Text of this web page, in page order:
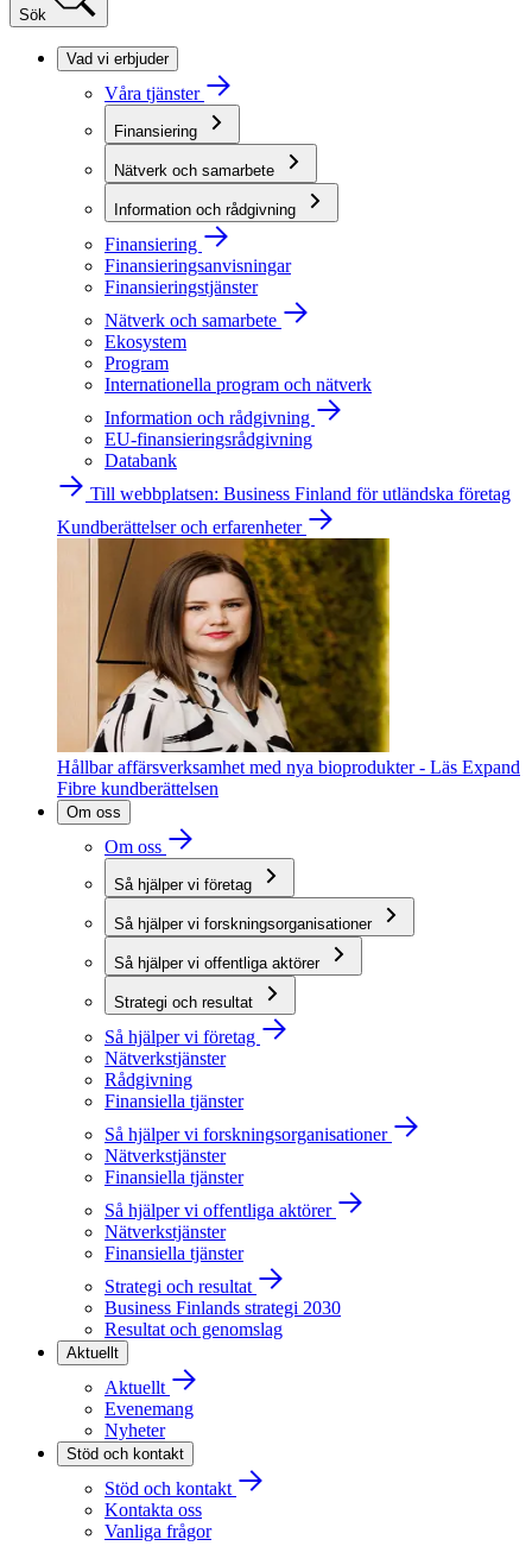
Sök
Vad vi erbjuder
Våra tjänster
Finansiering
Nätverk och samarbete
Information och rådgivning
Finansiering
Finansieringsanvisningar
Finansieringstjänster
Nätverk och samarbete
Ekosystem
Program
Internationella program och nätverk
Information och rådgivning
EU-finansieringsrådgivning
Databank
Till webbplatsen: Business Finland för utländska företag
Kundberättelser och erfarenheter
Hållbar affärsverksamhet med nya bioprodukter - Läs Expand
Fibre kundberättelsen
Om oss
Om oss
Så hjälper vi företag
Så hjälper vi forskningsorganisationer
Så hjälper vi offentliga aktörer
Strategi och resultat
Så hjälper vi företag
Nätverkstjänster
Rådgivning
Finansiella tjänster
Så hjälper vi forskningsorganisationer
Nätverkstjänster
Finansiella tjänster
Så hjälper vi offentliga aktörer
Nätverkstjänster
Finansiella tjänster
Strategi och resultat
Business Finlands strategi 2030
Resultat och genomslag
Aktuellt
Aktuellt
Evenemang
Nyheter
Stöd och kontakt
Stöd och kontakt
Kontakta oss
Vanliga frågor